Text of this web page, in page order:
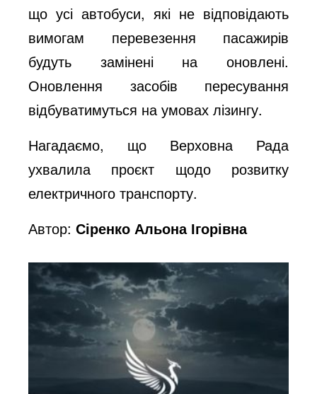
що усі автобуси, які не відповідають
вимогам перевезення пасажирів
будуть замінені на оновлені.
Оновлення засобів пересування
відбуватимуться на умовах лізингу.
Нагадаємо, що Верховна Рада
ухвалила проєкт щодо розвитку
електричного транспорту.
Автор:Сіренко Альона Ігорівна